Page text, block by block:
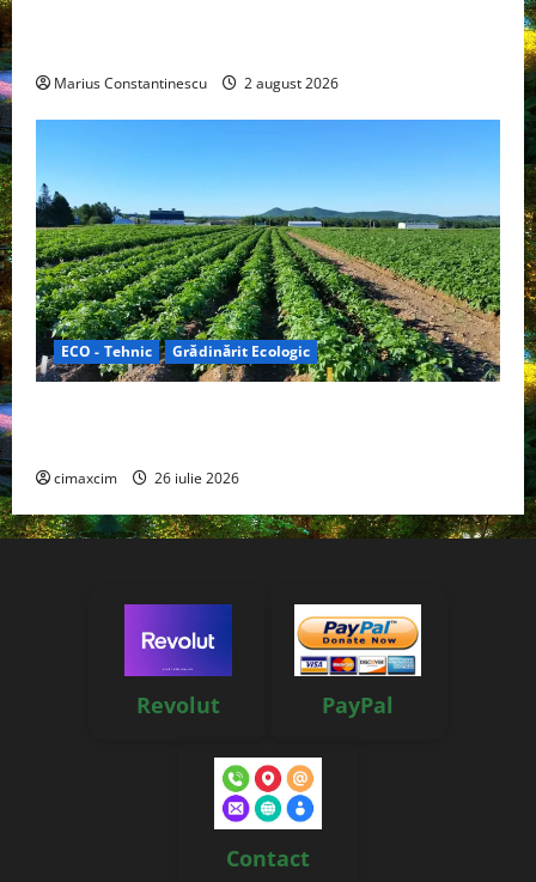
Marius Constantinescu 2 august 2026
ECO - Tehnic Grădinărit Ecologic
cimaxcim 26 iulie 2026
Revolut PayPal
Contact